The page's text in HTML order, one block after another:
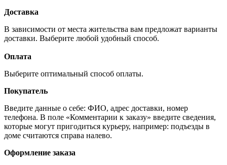
Доставка
В зависимости от места жительства вам предложат варианты
доставки. Выберите любой удобный способ.
Оплата
Выберите оптимальный способ оплаты.
Покупатель
Введите данные о себе: ФИО, адрес доставки, номер
телефона. В поле «Комментарии к заказу» введите сведения,
которые могут пригодиться курьеру, например: подъезды в
доме считаются справа налево.
Оформление заказа